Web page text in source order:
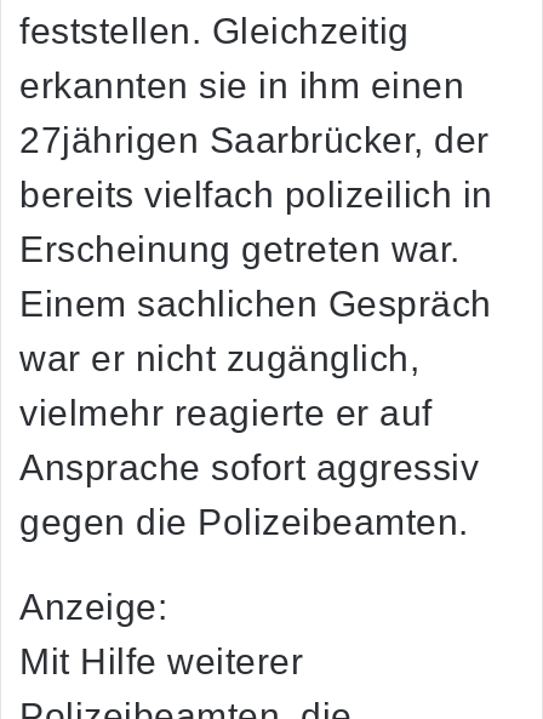
feststellen. Gleichzeitig
erkannten sie in ihm einen
27jährigen Saarbrücker, der
bereits vielfach polizeilich in
Erscheinung getreten war.
Einem sachlichen Gespräch
war er nicht zugänglich,
vielmehr reagierte er auf
Ansprache sofort aggressiv
gegen die Polizeibeamten.
Anzeige:
Mit Hilfe weiterer